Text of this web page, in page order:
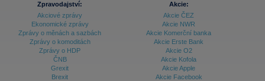
Archiv - Vývoj české koruny
Archiv analýz - Makroukazatele
Ceny průmyslových výrobců - Data a prognózy
Zpravodajství:
Akciové zprávy
Ekonomické zprávy
Zprávy o měnách a sazbách
Zprávy o komoditách
Zprávy o HDP
ČNB
Grexit
Brexit
Akcie:
Akcie ČEZ
Akcie NWR
Akcie Komerční banka
Akcie Erste Bank
Akcie O2
Akcie Kofola
Akcie Apple
Akcie Facebook